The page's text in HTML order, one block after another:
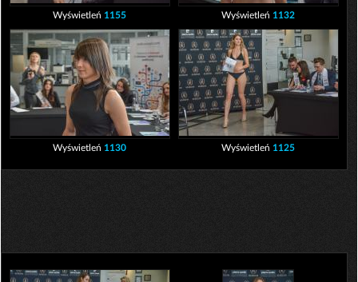
Wyświetleń 1155 Wyświetleń 1132
Wyświetleń 1130 Wyświetleń 1125